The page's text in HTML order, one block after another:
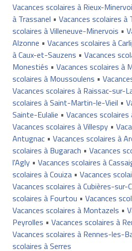
Vacances scolaires à Rieux-
à Trassanel • Vacances scolaires à
scolaires à Villeneuve-Minervois •
Alzonne • Vacances scolaires à
à Caux-et-Sauzens • Vacances
Monestiés • Vacances scolaires à
scolaires à Moussoulens •
Vacances scolaires à Raissac-sur-
scolaires à Saint-Martin-le-Vieil •
Sainte-Eulalie • Vacances scolaires
Vacances scolaires à Villespy•
Antugnac• Vacances scolaires à
scolaires à Bugarach • Vacances
l'Agly• Vacances scolaires à
scolaires à Couiza• Vacances
Vacances scolaires à Cubières-sur-
scolaires à Fourtou • Vacances
Vacances scolaires à Montazels •
Peyrolles • Vacances scolaires à
Vacances scolaires à Rennes-les-
scolaires à Serres